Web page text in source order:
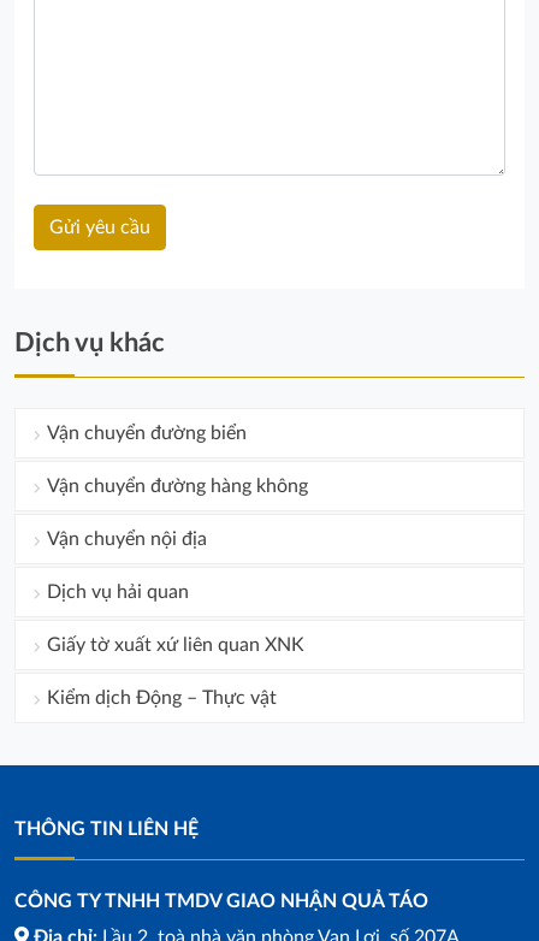
Dịch vụ khác
Vận chuyển đường biển
Vận chuyển đường hàng không
Vận chuyển nội địa
Dịch vụ hải quan
Giấy tờ xuất xứ liên quan XNK
Kiểm dịch Động – Thực vật
THÔNG TIN LIÊN HỆ
CÔNG TY TNHH TMDV GIAO NHẬN QUẢ TÁO